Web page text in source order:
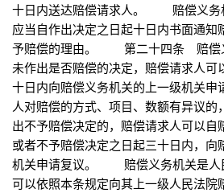
十日内送达赔偿请求人。 赔偿义务
应当自作出决定之日起十日内书面通知
予赔偿的理由。 第二十四条 赔偿
未作出是否赔偿的决定，赔偿请求人可
十日内向赔偿义务机关的上一级机
人对赔偿的方式、项目、数额有异议的
出不予赔偿决定的，赔偿请求人可以自
或者不予赔偿决定之日起三十日内，向
机关申请复议。 赔偿义务机关是人
可以依照本条规定向其上一级人民法院